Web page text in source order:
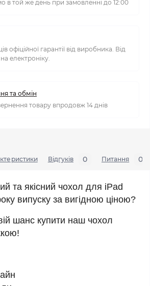
в той же день при замовленні до 12:00
офіційної гарантії від виробника. Від
електроніку.
та обмін
товару впродовж 14 днів
Відгуків 0 Питання 0
та якісний чохол для iPad
випуску за вигідною ціною?
шанс купити наш чохол